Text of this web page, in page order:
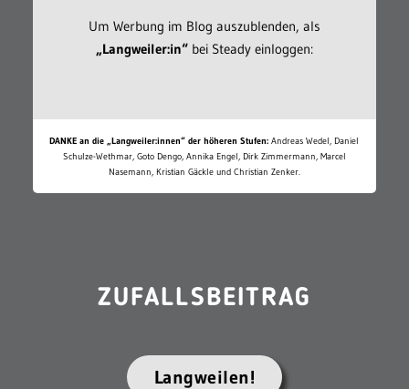
Um Werbung im Blog auszublenden, als
„Langweiler:in“bei Steady einloggen:
DANKE an die „Langweiler:innen“ der höheren Stufen: Andreas Wedel, Daniel
Schulze-Wethmar, Goto Dengo, Annika Engel, Dirk Zimmermann, Marcel
Nasemann, Kristian Gäckle und Christian Zenker.
ZUFALLSBEITRAG
Langweilen!